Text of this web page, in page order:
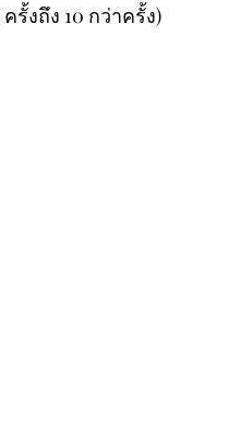
รั้งถึง 10 กว่าครั้ง)